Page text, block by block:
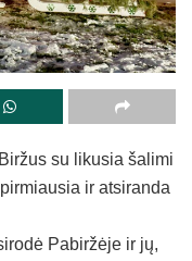
su likusia šalimi
ir atsiranda
Pabiržėje ir jų,